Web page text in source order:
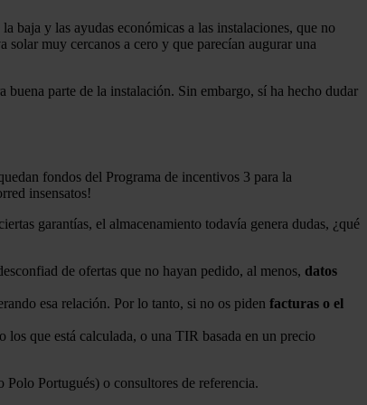
baja y las ayudas económicas a las instalaciones, que no
muy cercanos a cero y que parecían augurar una
buena parte de la instalación. Sin embargo, sí ha hecho dudar
fondos del Programa de incentivos 3 para la
insensatos!
garantías, el almacenamiento todavía genera dudas, ¿qué
de ofertas que no hayan pedido, al menos, datos
esa relación. Por lo tanto, si no os piden facturas o el
los que está calculada, o una TIR basada en un precio
Portugués) o consultores de referencia.